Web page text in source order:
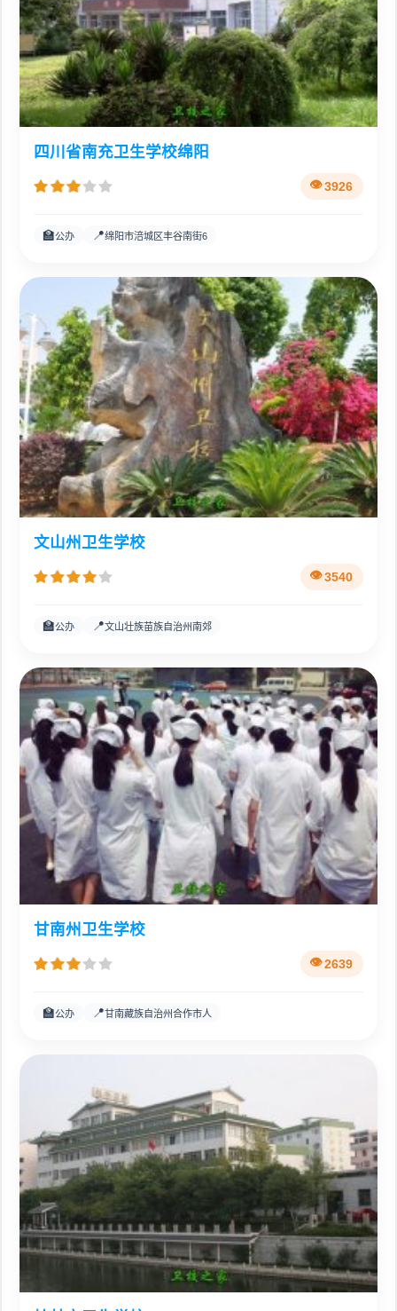
四川省南充卫生学校绵阳
3926
🏫公办 📍绵阳市涪城区丰谷南街6
文山州卫生学校
3540
🏫公办 📍文山壮族苗族自治州南郊
甘南州卫生学校
2639
🏫公办 📍甘南藏族自治州合作市人